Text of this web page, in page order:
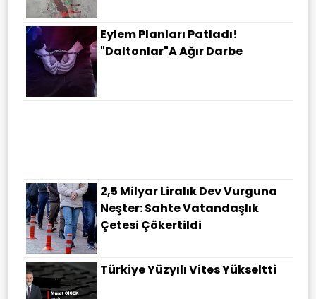
Eylem Planları Patladı!
"Daltonlar"a Ağır Darbe
2,5 Milyar Liralık Dev Vurguna
Neşter: Sahte Vatandaşlık
Çetesi Çökertildi
Türkiye Yüzyılı Vites Yükseltti